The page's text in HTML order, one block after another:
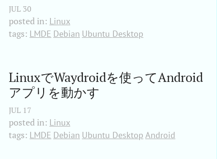
JUL 30
posted in: Linux
tags: LMDE Debian Ubuntu Desktop
LinuxでWaydroidを使ってAndroid
アプリを動かす
JUL 17
posted in: Linux
tags: LMDE Debian Ubuntu Desktop Android